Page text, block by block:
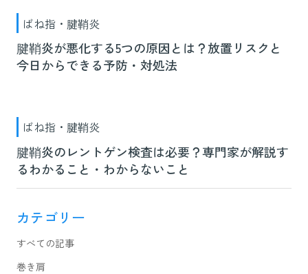
ばね指・腱鞘炎
腱鞘炎が悪化する5つの原因とは？放置リスクと
今日からできる予防・対処法
ばね指・腱鞘炎
腱鞘炎のレントゲン検査は必要？専門家が解説す
るわかること・わからないこと
カテゴリー
すべての記事
巻き肩